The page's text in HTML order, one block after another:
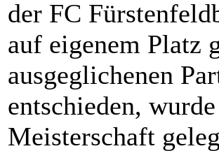
der FC
auf eigenem Platz
ausgeglichenen
entschieden,
Meisterschaft